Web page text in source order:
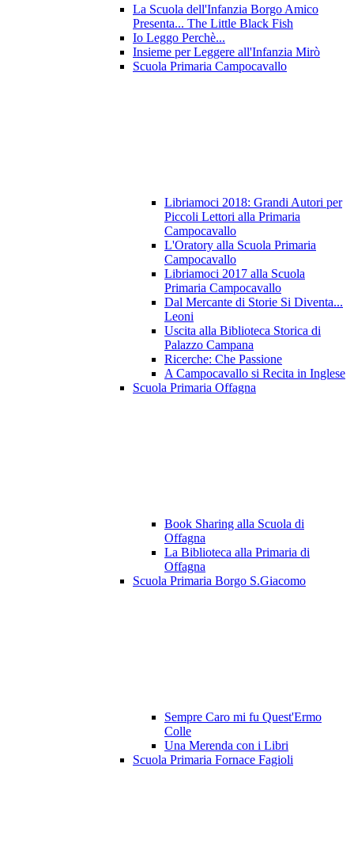
La Scuola dell'Infanzia Borgo Amico
Presenta... The Little Black Fish
Io Leggo Perchè...
Insieme per Leggere all'Infanzia Mirò
Scuola Primaria Campocavallo
Libriamoci 2018: Grandi Autori per
Piccoli Lettori alla Primaria
Campocavallo
L'Oratory alla Scuola Primaria
Campocavallo
Libriamoci 2017 alla Scuola
Primaria Campocavallo
Dal Mercante di Storie Si Diventa...
Leoni
Uscita alla Biblioteca Storica di
Palazzo Campana
Ricerche: Che Passione
A Campocavallo si Recita in Inglese
Scuola Primaria Offagna
Book Sharing alla Scuola di
Offagna
La Biblioteca alla Primaria di
Offagna
Scuola Primaria Borgo S.Giacomo
Sempre Caro mi fu Quest'Ermo
Colle
Una Merenda con i Libri
Scuola Primaria Fornace Fagioli